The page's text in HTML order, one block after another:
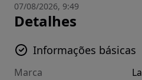
07/08/2026, 9:49
Detalhes
Informações básicas
Marca